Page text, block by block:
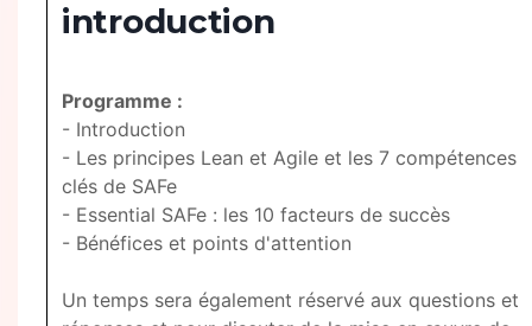
introduction
Programme :
- Introduction
- Les principes Lean et Agile et les 7 compétences
clés de SAFe
- Essential SAFe : les 10 facteurs de succès
- Bénéfices et points d'attention
Un temps sera également réservé aux questions et